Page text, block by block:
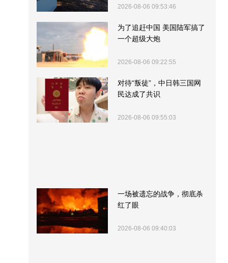
2026-08-06 09:53:46
为了追赶中国 美国陆军搞了
一个超级大炮
2026-08-06 09:22:55
对待“叛徒”，中日韩三国网
民达成了共识
2026-08-06 09:55:03
一场被遗忘的战争，彻底杀
红了眼
2026-08-06 09:40:03